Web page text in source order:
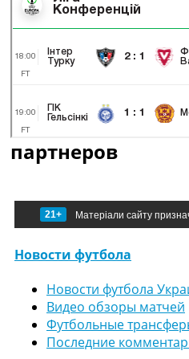
партнеров
21+ Матеріали сайту
Новости футбола
Новости футбола
Видео обзоры матчей
Футбольные
Последние